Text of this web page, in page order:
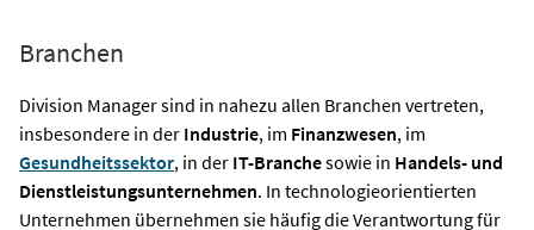
Branchen
Division Manager sind in nahezu allen Branchen vertreten,
insbesondere in der Industrie, im Finanzwesen, im
Gesundheitssektor, in der IT-Branchesowie in Handels- und
Dienstleistungsunternehmen. In technologieorientierten
Unternehmen übernehmen sie häufig die Verantwortung für